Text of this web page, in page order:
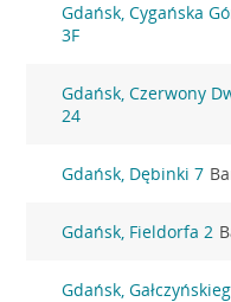
Gdańsk, Cygańska
3F
Gdańsk, Czerwony
24
Gdańsk, Dębinki 7
Gdańsk, Fieldorfa 2
Gdańsk,